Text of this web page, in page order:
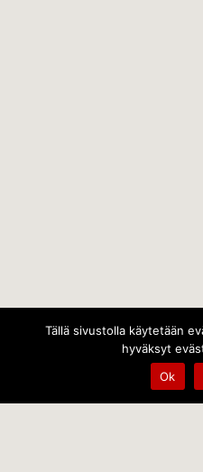
Tällä sivustolla käytetään
hyväksyt
Ok